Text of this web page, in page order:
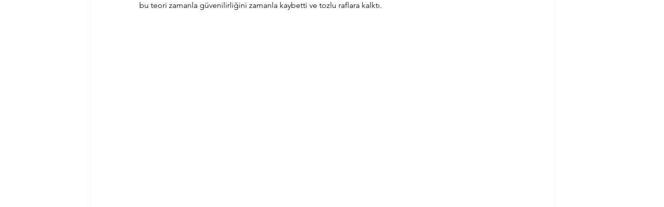
bu teori zamanla güvenilirliğini zamanla kaybetti ve tozlu raflara kalktı.